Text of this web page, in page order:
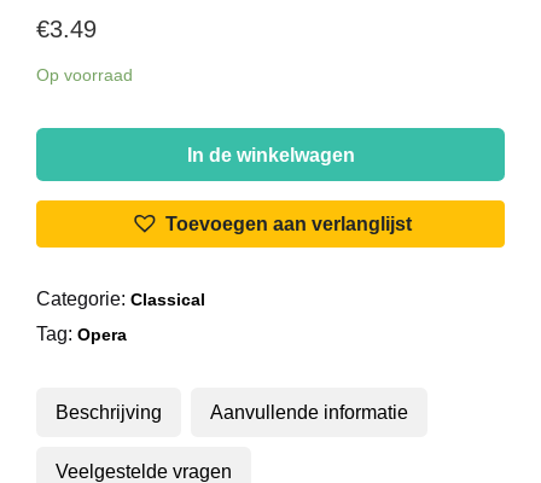
€3.49
Op voorraad
Joseph
-
Schmidt
IV
aantal
In de winkelwagen
Toevoegen aan verlanglijst
Categorie: Classical
Tag: Opera
Beschrijving Aanvullende informatie
Veelgestelde vragen